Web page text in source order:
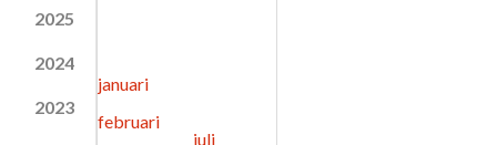
2025
2024
2023
januari
februari
juli